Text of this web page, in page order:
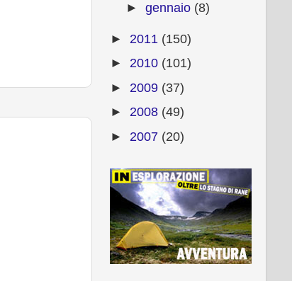
► gennaio (8)
► 2011 (150)
► 2010 (101)
► 2009 (37)
► 2008 (49)
► 2007 (20)